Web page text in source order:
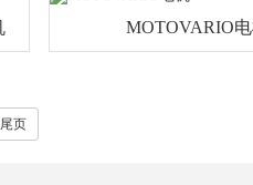
MOTOVARIO
尾页